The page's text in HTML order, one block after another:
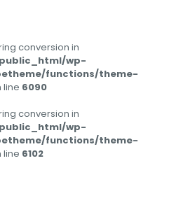
conversion in
wp-
functions/theme-
line 6090
conversion in
wp-
functions/theme-
line 6102